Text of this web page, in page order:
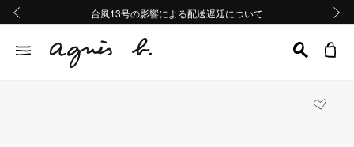
熊本地域地震の影響による配送遅延について
Summer Sale 2buy10%OFF!!
台風13号の影響による配送遅延について
熊本地域地震の影響による配送遅延について
Summer Sale 2buy10%OFF!!